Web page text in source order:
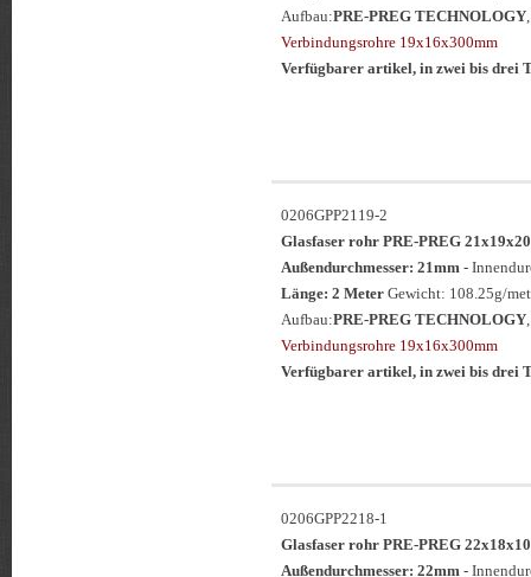
Aufbau:PRE-PREG TECHNOLOGY
Verbindungsrohre 19x16x300mm
Verfügbarer artikel, in zwei bis drei
0206GPP2119-2
Glasfaser rohr PRE-PREG
Außendurchmesser: 21mm -
Länge: 2 Meter Gewicht: 108.25g/
Aufbau:PRE-PREG TECHNOLOGY
Verbindungsrohre 19x16x300mm
Verfügbarer artikel, in zwei bis drei
0206GPP2218-1
Glasfaser rohr PRE-PREG
Außendurchmesser: 22mm -